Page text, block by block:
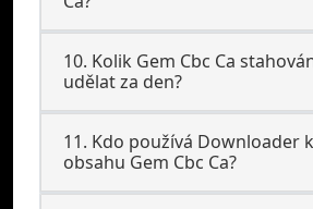
10. Kolik Gem Cbc Ca
udělat za den?
11. Kdo používá Downloader
obsahu Gem Cbc Ca?